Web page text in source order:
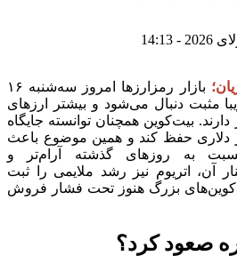
بازار رمزارزها امروز سه‌شنبه ۱۶
تقریبا مثبت دنبال می‌شود و بیشتر ارزهای
بیت‌کوین همچنان توانسته جایگاه
بالای کانال ۶۳ هزار دلاری حفظ کند و همین موضوع باعث
به روز‌های گذشته آرام‌تر و
آن، اتریوم نیز رشد ملایمی را ثبت
بزرگ هنوز تحت فشار فروش
صعود کرد؟